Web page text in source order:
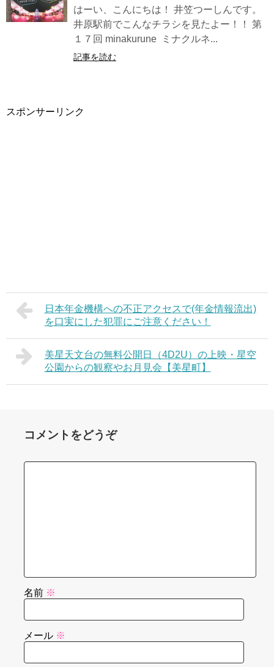
はーい、こんにちは！ 井笠つーしんです。
井原駅前でこんなチラシを見たよー！！ 第
１７回 minakurune ミナクルネ...
記事を読む
スポンサーリンク
日本年金機構への不正アクセスで(年金情報流出)
を口実にした犯罪にご注意ください！
美星天文台の無料公開日（4D2U）の上映・星空
公園からの観察やお月見会【美星町】
コメントをどうぞ
名前 ※
メール ※